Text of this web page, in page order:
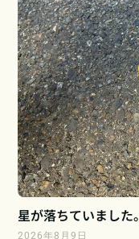
星が落ちていました。
2026年8月9日